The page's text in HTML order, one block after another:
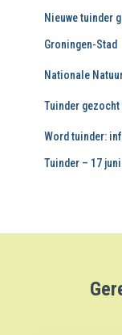
Nieuwe tuinder
Groningen-Stad
Nationale
Tuinder
Word tuinder:
Tuinder – 17